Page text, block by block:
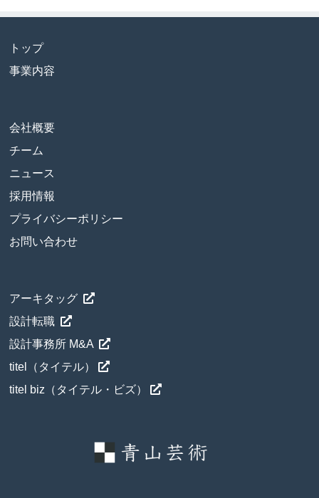
トップ
事業内容
会社概要
チーム
ニュース
採用情報
プライバシーポリシー
お問い合わせ
アーキタッグ
設計転職
設計事務所 M&A
titel（タイテル）
titel biz（タイテル・ビズ）